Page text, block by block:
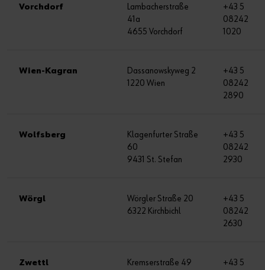
Vorchdorf
Lambacherstraße
41a
4655 Vorchdorf
+43 5
08242
1020
Wien-Kagran
Dassanowskyweg 2
1220 Wien
+43 5
08242
2890
Wolfsberg
Klagenfurter Straße
60
9431 St. Stefan
+43 5
08242
2930
Wörgl
Wörgler Straße 20
6322 Kirchbichl
+43 5
08242
2630
Zwettl
Kremserstraße 49
+43 5